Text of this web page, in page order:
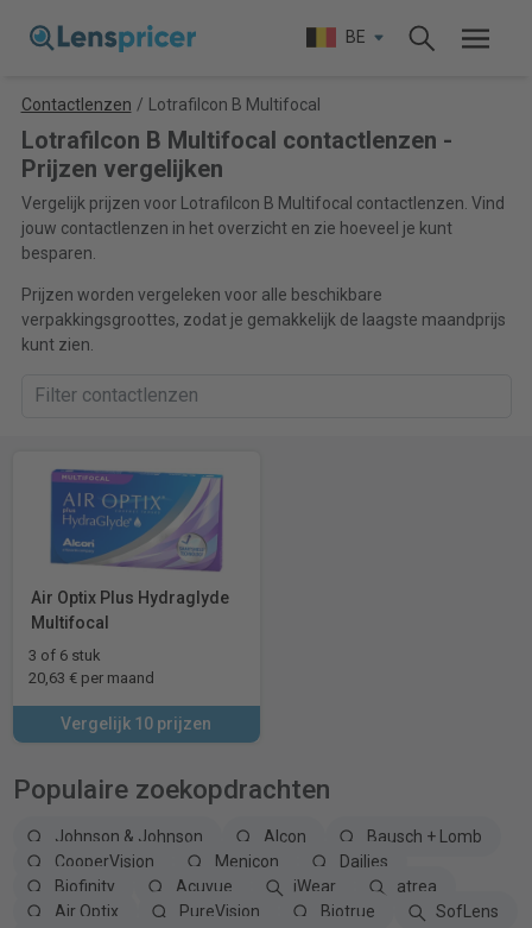
BE
Contactlenzen / Lotrafilcon B Multifocal
Lotrafilcon B Multifocal contactlenzen -
Prijzen vergelijken
Vergelijk prijzen voor Lotrafilcon B Multifocal contactlenzen. Vind
jouw contactlenzen in het overzicht en zie hoeveel je kunt
besparen.
Prijzen worden vergeleken voor alle beschikbare
verpakkingsgroottes, zodat je gemakkelijk de laagste maandprijs
kunt zien.
Air Optix Plus Hydraglyde
Multifocal
3 of 6 stuk
20,63 € per maand
Vergelijk 10 prijzen
Populaire zoekopdrachten
Johnson & Johnson Alcon
Bausch + Lomb
CooperVision
Menicon
Dailies
Biofinity
Acuvue iWear
atrea
Air Optix
PureVision Biotrue
SofLens